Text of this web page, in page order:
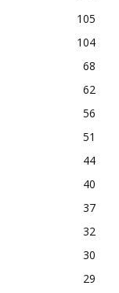
105
104
68
62
56
51
44
40
37
32
30
29